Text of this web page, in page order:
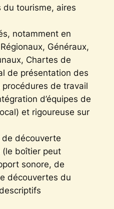
du tourisme, aires
notamment en
Généraux,
Chartes de
de présentation des
de travail
d’équipes de
et rigoureuse sur
de découverte
(le boîtier peut
sonore, de
découvertes du